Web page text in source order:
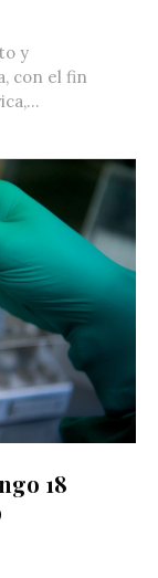
y
con el fin
18